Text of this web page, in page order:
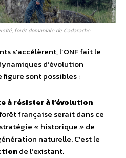
forêt domaniale de Cadarache
s’accélèrent, l’ONF fait le
d’évolution
figure sont possibles :
à résister à l’évolution
française serait dans ce
stratégie « historique » de
naturelle. C’est le
de l’existant.